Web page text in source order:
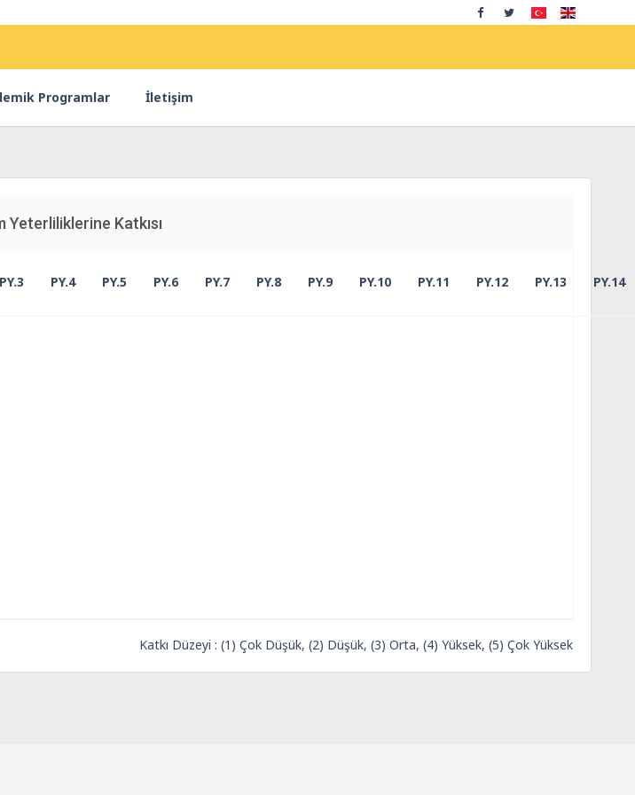
Programlar İletişim
Yeterliliklerine Katkısı
PY.3 PY.4 PY.5 PY.6 PY.7 PY.8 PY.9 PY.10 PY.11 PY.12 PY.13 PY.14
Katkı Düzeyi : (1) Çok Düşük, (2) Düşük, (3) Orta, (4) Yüksek, (5) Çok Yüksek